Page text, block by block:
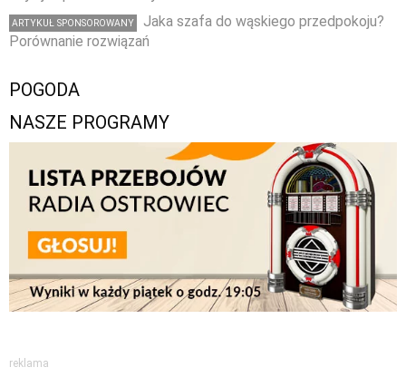
ARTYKUŁ SPONSOROWANY
Jaka szafa do wąskiego przedpokoju?
Porównanie rozwiązań
POGODA
NASZE PROGRAMY
reklama